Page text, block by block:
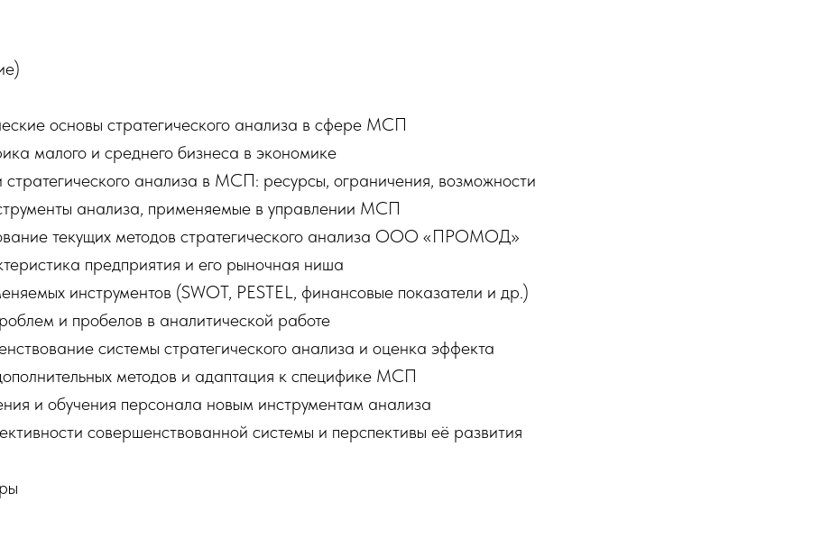
основы стратегического анализа в сфере МСП
малого и среднего бизнеса в экономике
анализа в МСП: ресурсы, ограничения, возможности
анализа, применяемые в управлении МСП
текущих методов стратегического анализа ООО «ПРОМОД»
предприятия и его рыночная ниша
инструментов (SWOT, PESTEL, финансовые показатели и др.)
и пробелов в аналитической работе
системы стратегического анализа и оценка эффекта
методов и адаптация к специфике МСП
и обучения персонала новым инструментам анализа
совершенствованной системы и перспективы её развития